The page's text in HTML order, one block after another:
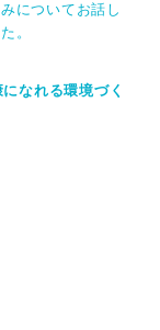
についてお話し
。
なれる環境づく